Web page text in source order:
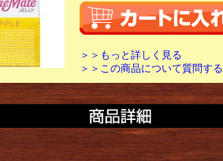
＞＞もっと詳しく見る
＞＞この商品について質問する